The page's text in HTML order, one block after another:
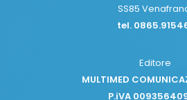
SS85
tel.
Editore
MULTIMED
P.iVA